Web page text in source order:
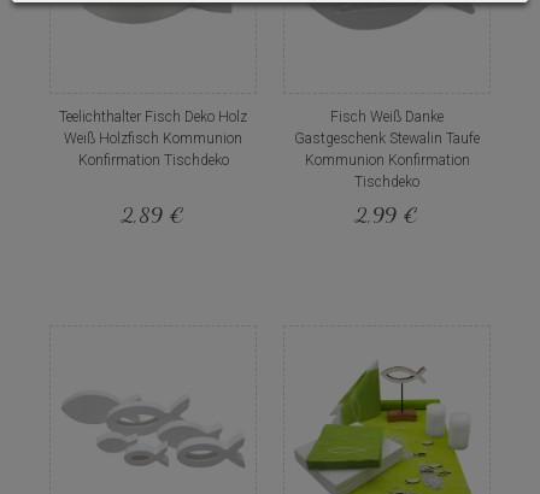
Teelichthalter Fisch Deko Holz
Weiß Holzfisch Kommunion
Konfirmation Tischdeko
2,89 €
Fisch Weiß Danke
Gastgeschenk Stewalin Taufe
Kommunion Konfirmation
Tischdeko
2,99 €